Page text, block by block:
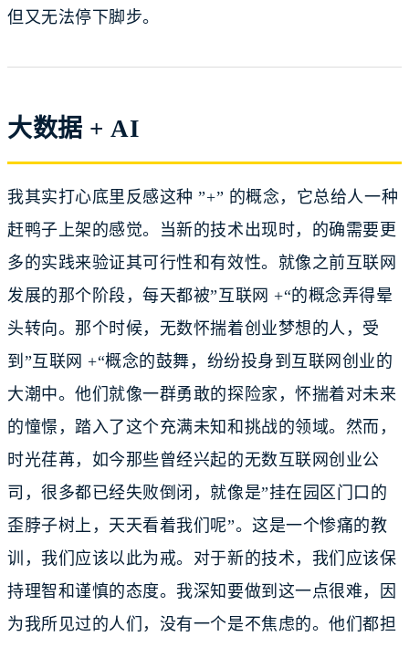
但又无法停下脚步。
大数据 + AI
我其实打心底里反感这种 ”+” 的概念，它总给人一种
赶鸭子上架的感觉。当新的技术出现时，的确需要更
多的实践来验证其可行性和有效性。就像之前互联网
发展的那个阶段，每天都被”互联网 +“的概念弄得晕
头转向。那个时候，无数怀揣着创业梦想的人，受
到”互联网 +“概念的鼓舞，纷纷投身到互联网创业的
大潮中。他们就像一群勇敢的探险家，怀揣着对未来
的憧憬，踏入了这个充满未知和挑战的领域。然而，
时光荏苒，如今那些曾经兴起的无数互联网创业公
司，很多都已经失败倒闭，就像是”挂在园区门口的
歪脖子树上，天天看着我们呢”。这是一个惨痛的教
训，我们应该以此为戒。对于新的技术，我们应该保
持理智和谨慎的态度。我深知要做到这一点很难，因
为我所见过的人们，没有一个是不焦虑的。他们都担